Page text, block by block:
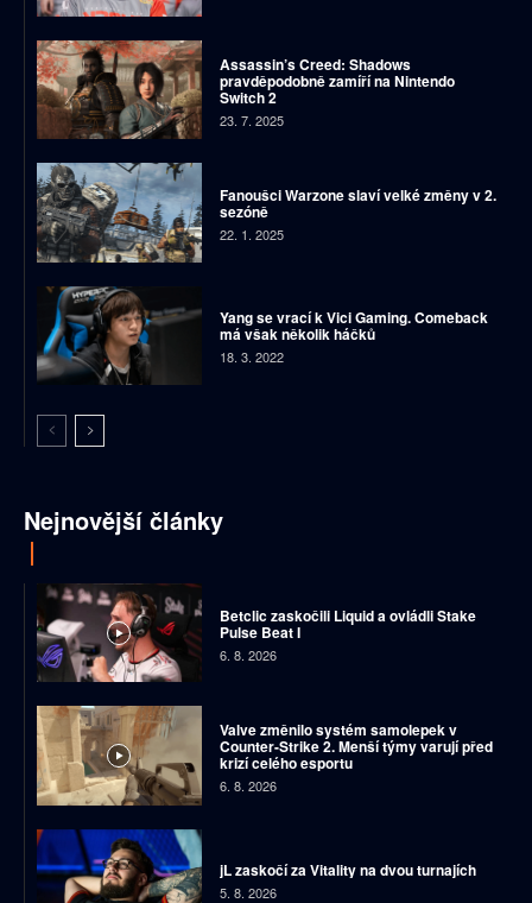
Assassin’s Creed: Shadows
pravděpodobně zamíří na Nintendo
Switch 2
23. 7. 2025
Fanoušci Warzone slaví velké změny v 2.
sezóně
22. 1. 2025
Yang se vrací k Vici Gaming. Comeback
má však několik háčků
18. 3. 2022
Nejnovější články
Betclic zaskočili Liquid a ovládli Stake
Pulse Beat I
6. 8. 2026
Valve změnilo systém samolepek v
Counter-Strike 2. Menší týmy varují před
krizí celého esportu
6. 8. 2026
jL zaskočí za Vitality na dvou turnajích
5. 8. 2026